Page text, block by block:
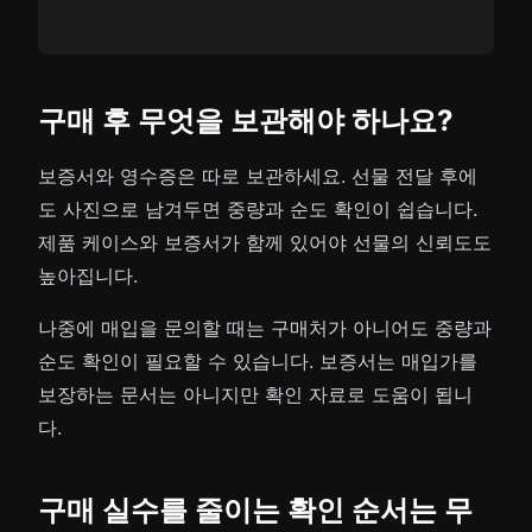
구매 후 무엇을 보관해야 하나요?
보증서와 영수증은 따로 보관하세요. 선물 전달 후에
도 사진으로 남겨두면 중량과 순도 확인이 쉽습니다.
제품 케이스와 보증서가 함께 있어야 선물의 신뢰도도
높아집니다.
나중에 매입을 문의할 때는 구매처가 아니어도 중량과
순도 확인이 필요할 수 있습니다. 보증서는 매입가를
보장하는 문서는 아니지만 확인 자료로 도움이 됩니
다.
구매 실수를 줄이는 확인 순서는 무